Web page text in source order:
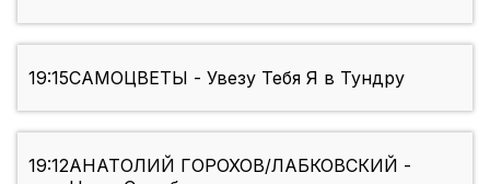
19:15САМОЦВЕТЫ - Увезу Тебя Я в Тундру
19:12АНАТОЛИЙ ГОРОХОВ/ЛАБКОВСКИЙ -